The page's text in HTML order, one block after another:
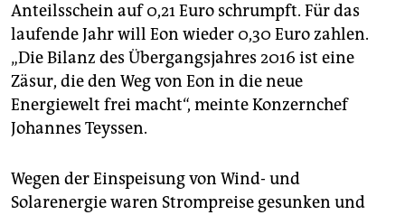
Anteilsschein auf 0,21 Euro schrumpft. Für das
laufende Jahr will Eon wieder 0,30 Euro zahlen.
„Die Bilanz des Übergangsjahres 2016 ist eine
Zäsur, die den Weg von Eon in die neue
Energiewelt frei macht“, meinte Konzernchef
Johannes Teyssen.
Wegen der Einspeisung von Wind- und
Solarenergie waren Strompreise gesunken und